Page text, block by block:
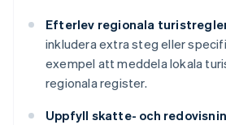
Efterlev regionala
inkludera extra steg eller
exempel att meddela lokala
regionala register.
Uppfyll skatte- och